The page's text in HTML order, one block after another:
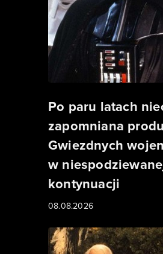
Po paru latach
zapomniana
Gwiezdnych
w
kontynuacji
08.08.2026